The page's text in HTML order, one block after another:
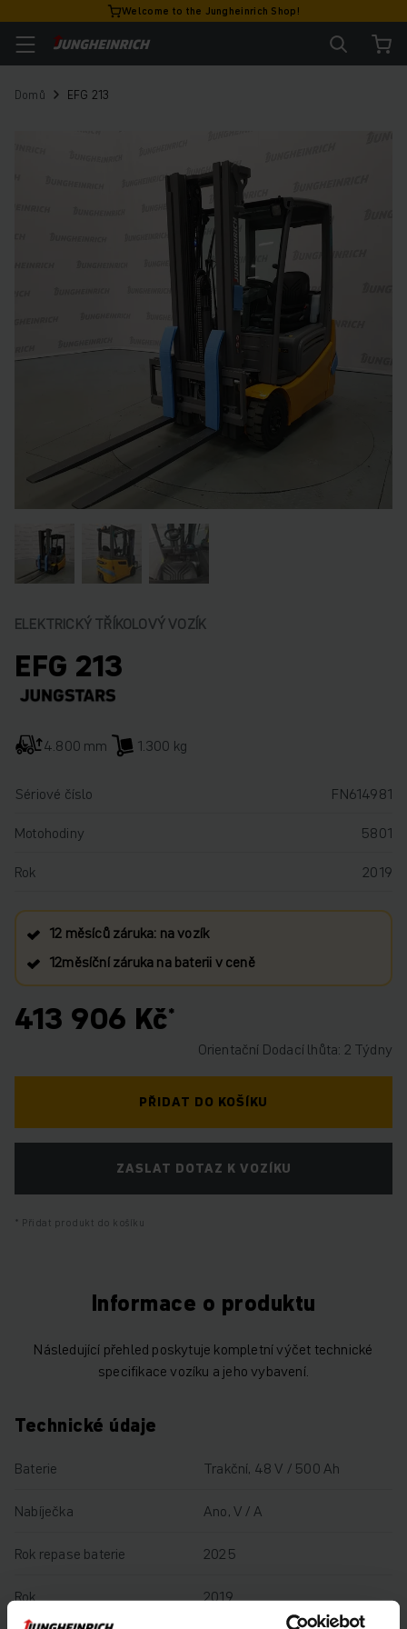
Welcome to the Jungheinrich Shop!
Domů EFG 213
ELEKTRICKÝ TŘÍKOLOVÝ VOZÍK
EFG 213
4.800 mm 1.300 kg
Sériové číslo
FN614981
Motohodiny
5801
Rok
2019
12 měsíců záruka: na vozík
12měsíční záruka na baterii v ceně
413 906 Kč
Orientační Dodací lhůta: 2 Týdny
PŘIDAT DO KOŠÍKU
ZASLAT DOTAZ K VOZÍKU
Přidat produkt do košíku
Informace o produktu
Následující přehled poskytuje kompletní výčet technické
specifikace vozíku a jeho vybavení.
Technické údaje
Baterie Trakční, 48 V / 500 Ah
Nabíječka Ano, V / A
Rok repase baterie 2025
Rok 2019